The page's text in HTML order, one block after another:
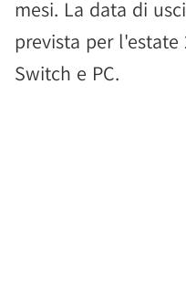
mesi. La data di
prevista per
Switch e PC.